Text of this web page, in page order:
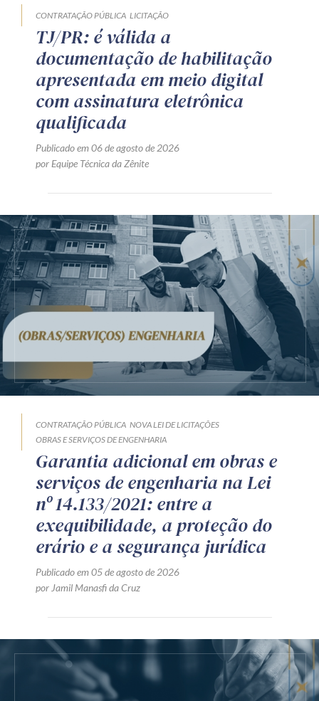
CONTRATAÇÃO PÚBLICA LICITAÇÃO
TJ/PR: é válida a
documentação de habilitação
apresentada em meio digital
com assinatura eletrônica
qualificada
Publicado em 06 de agosto de 2026
por Equipe Técnica da Zênite
CONTRATAÇÃO PÚBLICA NOVA LEI DE LICITAÇÕES
OBRAS E SERVIÇOS DE ENGENHARIA
Garantia adicional em obras e
serviços de engenharia na Lei
nº 14.133/2021: entre a
exequibilidade, a proteção do
erário e a segurança jurídica
Publicado em 05 de agosto de 2026
por Jamil Manasfi da Cruz